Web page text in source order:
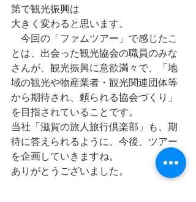
第で観光振興は
大きく変わると思います。
今回の「ファムツアー」で感じたこ
とは、出会った観光協会の職員のみな
さんが、観光振興に意欲満々で、「地
域の観光や物産業者・観光関連団体等
から期待され、頼られる協会づくり」
を目指されていることです。
当社「滋賀の旅人旅行倶楽部」も、期
待に答えられるように、今後、ツアー
を企画していきますね。
ありがとうございました。